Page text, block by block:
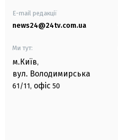
E-mail редакції
news24@24tv.com.ua
Ми тут:
м.Київ,
вул. Володимирська
61/11, офіс 50